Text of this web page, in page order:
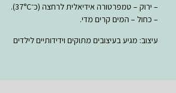
– ירוק – טמפרטורה אידיאלית לרחצה (כ־37°C).
– כחול – המים קרים מדי.
עיצוב: מגיע בעיצובים מתוקים וידידותיים לילדים